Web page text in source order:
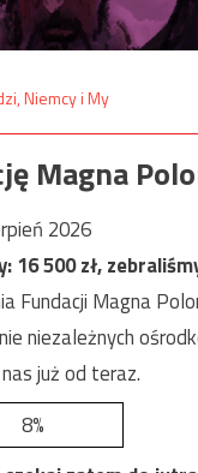
Magna
2026
16 500zł,
Fundacji Magna
niezależnych
już od teraz.
8%